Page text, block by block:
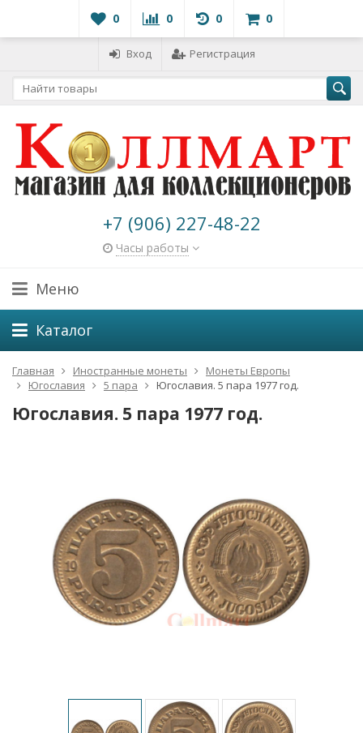
0 0 0 0
Вход Регистрация
+7 (906) 227-48-22
Часы работы
Меню
Каталог
Главная Иностранные монеты
Монеты Европы
Югославия
5 пара Югославия. 5 пара 1977 год.
Югославия. 5 пара 1977 год.